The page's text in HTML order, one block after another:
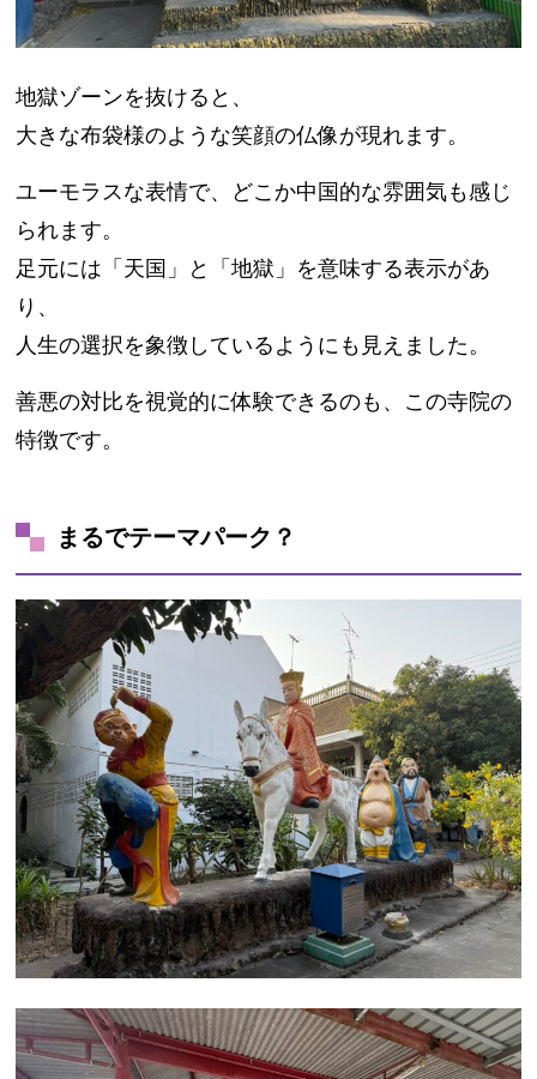
地獄ゾーンを抜けると、
大きな布袋様のような笑顔の仏像が現れます。
ユーモラスな表情で、どこか中国的な雰囲気も感じ
られます。
足元には「天国」と「地獄」を意味する表示があ
り、
人生の選択を象徴しているようにも見えました。
善悪の対比を視覚的に体験できるのも、この寺院の
特徴です。
まるでテーマパーク？